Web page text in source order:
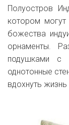
Полуостров
котором
божества
орнаменты.
подушками с
однотонные
вдохнуть жизнь